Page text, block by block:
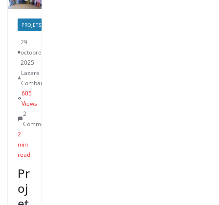
PROJETS
29
octobre
2025
Lazare
Combary
605
Views
2
Comments
2
min
read
Pr
oj